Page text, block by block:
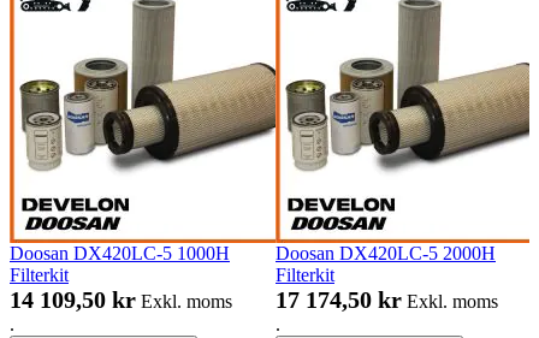
Doosan DX420LC-5 1000H
Filterkit
14 109,50 kr Exkl. moms
.
Doosan DX420LC-5 2000H
Filterkit
17 174,50 kr Exkl. moms
.